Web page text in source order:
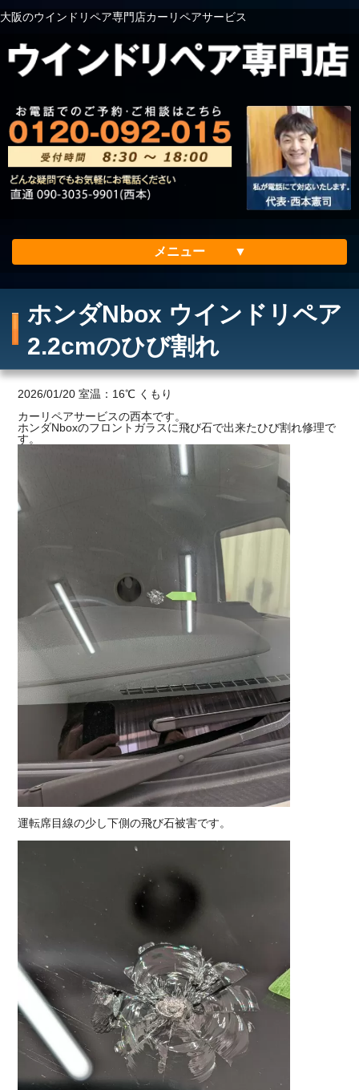
大阪のウインドリペア専門店カーリペアサービス
メニュー
会社案内
メリット
ご利用の流れ
価格
ホンダNbox ウインドリペア
2.2cmのひび割れ
2026/01/20 室温：16℃ くもり
カーリペアサービスの西本です。
ホンダNboxのフロントガラスに飛び石で出来たひび割れ修理で
す。
運転席目線の少し下側の飛び石被害です。